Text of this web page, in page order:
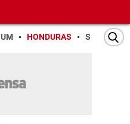
HONDURAS SAN PEDRO